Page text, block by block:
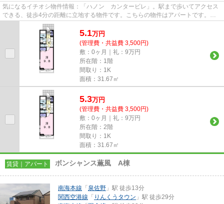
気になるイチオシ物件情報：「ハノン カンタービレ」。駅まで歩いてアクセス
できる、徒歩4分の距離に立地する物件です。こちらの物件はアパートです。当
社でしかご紹介できない物件も...
5.1万円
(管理費・共益費 3,500円)
敷：0ヶ月｜礼：9万円
所在階：1階
間取り：1K
面積：31.67㎡
5.3万円
(管理費・共益費 3,500円)
敷：0ヶ月｜礼：9万円
所在階：2階
間取り：1K
面積：31.67㎡
賃貸｜アパート ボンシャンス薫風 A棟
南海本線 「 泉佐野 」駅 徒歩13分
関西空港線 「 りんくうタウン 」駅 徒歩29分